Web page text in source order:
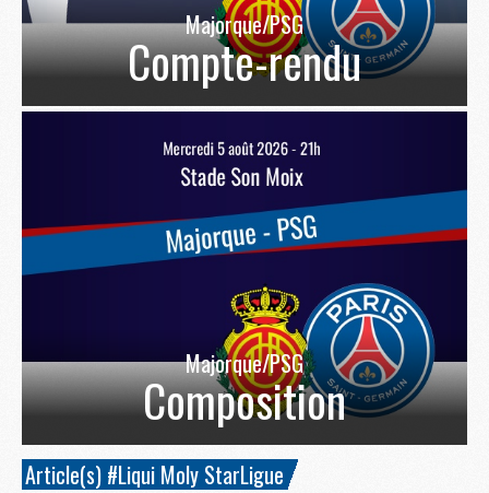
Majorque/PSG
Compte-rendu
Majorque/PSG
Composition
Article(s) #Liqui Moly StarLigue